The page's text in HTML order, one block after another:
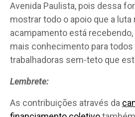
Avenida Paulista, pois dessa
mostrar todo o apoio que a
acampamento está recebendo,
mais conhecimento para
trabalhadoras sem-teto que
Lembrete:
As contribuições através da